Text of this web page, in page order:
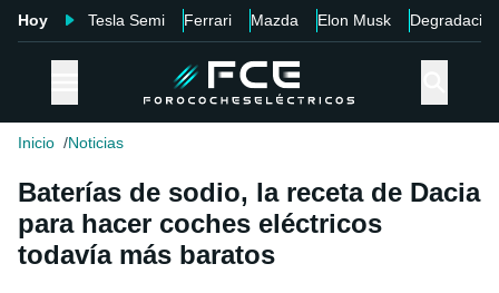
Hoy Tesla Semi Ferrari Mazda Elon Musk Degradación
Inicio Noticias
Baterías de sodio, la receta de Dacia
para hacer coches eléctricos
todavía más baratos